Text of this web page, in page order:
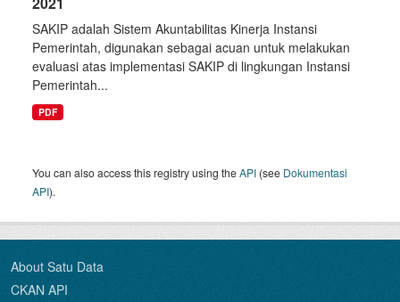
SAKIP adalah Sistem Akuntabilitas Kinerja Instansi
Pemerintah, digunakan sebagai acuan untuk melakukan
evaluasi atas implementasi SAKIP di lingkungan Instansi
Pemerintah...
PDF
You can also access this registry using theAPI (see Dokumentasi
API).
About Satu Data
CKAN API